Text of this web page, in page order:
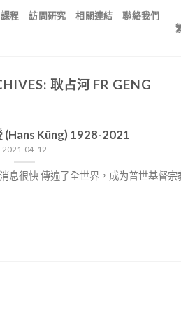
課程 訪問研究 相關連結 聯絡我們
耿占河 FR GENG
(Hans Küng) 1928-2021
2021-04-12
息很快 傳遍了全世界，成为普世基督